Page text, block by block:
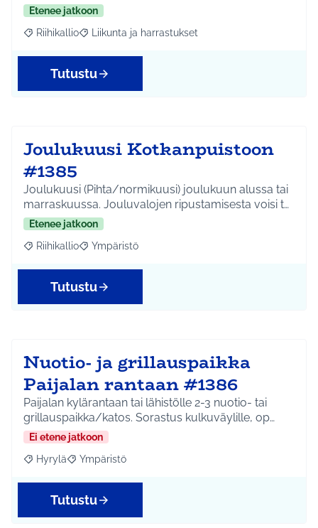
Etenee jatkoon
Rajaa tulokset aihepiirin mukaan: Riihikallio
Riihikallio Rajaa tulokset teeman mukaan: Liikunta ja
Liikunta ja harrastukset
Tutustu
Joulukuusi Kotkanpuistoon
#1385
Joulukuusi (Pihta/normikuusi) joulukuun alussa tai
marraskuussa. Jouluvalojen ripustamisesta voisi t…
Etenee jatkoon
Rajaa tulokset aihepiirin mukaan: Riihikallio
Riihikallio Rajaa tulokset teeman mukaan: Ympäristö
Ympäristö
Tutustu
Nuotio- ja grillauspaikka
Paijalan rantaan #1386
Paijalan kylärantaan tai lähistölle 2-3 nuotio- tai
grillauspaikka/katos. Sorastus kulkuväylille, op…
Ei etene jatkoon
Rajaa tulokset aihepiirin mukaan: Hyrylä
Hyrylä Rajaa tulokset teeman mukaan: Ympäristö
Ympäristö
Tutustu